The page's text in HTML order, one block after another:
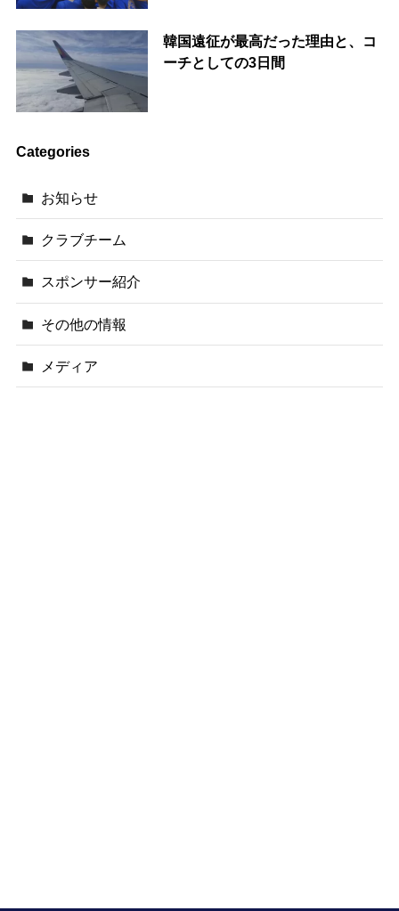
韓国遠征が最高だった理由と、コ
ーチとしての3日間
Categories
お知らせ
クラブチーム
スポンサー紹介
その他の情報
メディア